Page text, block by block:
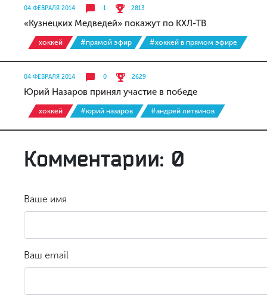
04 ФЕВРАЛЯ 2014 1 2813
«Кузнецких Медведей» покажут по КХЛ-ТВ
хоккей #прямой эфир #хоккей в прямом эфире
04 ФЕВРАЛЯ 2014 0 2629
Юрий Назаров принял участие в победе
хоккей #юрий назаров #андрей литвинов
Комментарии: 0
Ваше имя
Ваш email